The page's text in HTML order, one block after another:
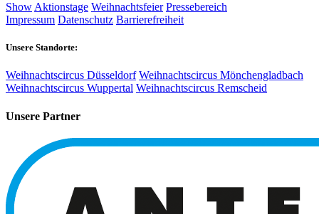
Show Aktionstage Weihnachtsfeier Pressebereich
Impressum Datenschutz Barrierefreiheit
Unsere Standorte:
Weihnachtscircus Düsseldorf Weihnachtscircus Mönchengladbach
Weihnachtscircus Wuppertal Weihnachtscircus Remscheid
Unsere Partner